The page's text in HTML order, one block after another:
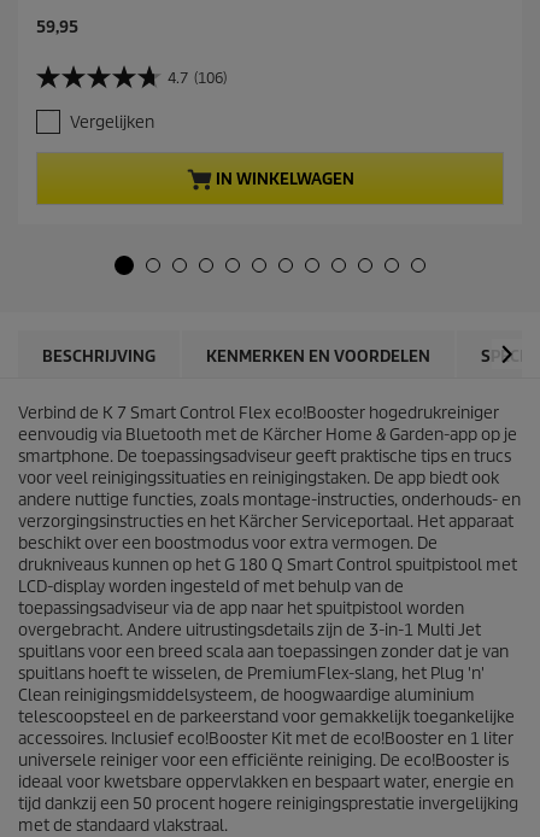
C
r
e
n
t
r
e
59,95
4.7 (106)
4
.
7
v
n
.
1
0
6
b
e
o
o
r
d
e
l
i
n
g
e
n
Vergelijken
IN WINKELWAGEN
BESCHRIJVING KENMERKEN EN VOORDELEN
Verbind de K 7 Smart Control Flex eco!Booster hogedrukreiniger
eenvoudig via Bluetooth met de Kärcher Home & Garden-app op je
smartphone. De toepassingsadviseur geeft praktische tips en trucs
voor veel reinigingssituaties en reinigingstaken. De app biedt ook
andere nuttige functies, zoals montage-instructies, onderhouds- en
verzorgingsinstructies en het Kärcher Serviceportaal. Het apparaat
beschikt over een boostmodus voor extra vermogen. De
drukniveaus kunnen op het G 180 Q Smart Control spuitpistool met
LCD-display worden ingesteld of met behulp van de
toepassingsadviseur via de app naar het spuitpistool worden
overgebracht. Andere uitrustingsdetails zijn de 3-in-1 Multi Jet
spuitlans voor een breed scala aan toepassingen zonder dat je van
spuitlans hoeft te wisselen, de PremiumFlex-slang, het Plug 'n'
Clean reinigingsmiddelsysteem, de hoogwaardige aluminium
telescoopsteel en de parkeerstand voor gemakkelijk toegankelijke
accessoires. Inclusiefeco!Booster Kit met de eco!Boosteren 1 liter
universele reiniger voor een efficiënte reiniging. De eco!Booster is
ideaal voor kwetsbare oppervlakken en bespaart water, energie en
tijd dankzij een 50 procent hogere reinigingsprestatie invergelijking
met de standaard vlakstraal.